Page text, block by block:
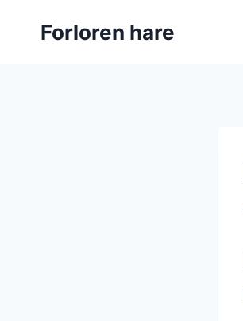
Forloren hare